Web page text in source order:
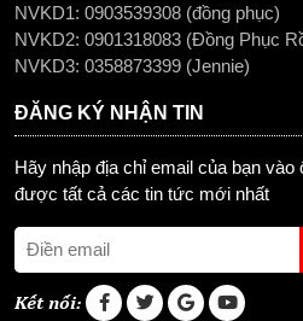
NVKD1: 0903539308 (đồng phục)
NVKD2: 0901318083 (Đồng Phục
NVKD3: 0358873399 (Jennie)
ĐĂNG KÝ NHẬN TIN
Hãy nhập địa chỉ email của bạn
được tất cả các tin tức mới nhất
Kết nối: